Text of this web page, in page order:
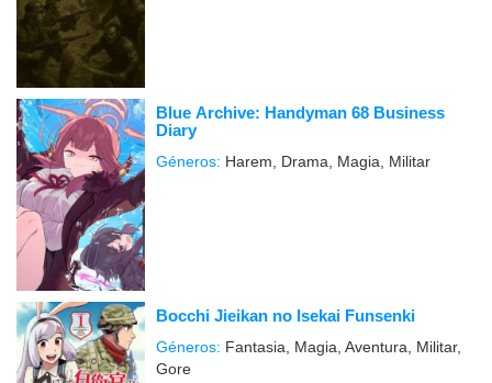
Blue Archive: Handyman 68 Business
Diary
Géneros: Harem, Drama, Magia, Militar
Bocchi Jieikan no Isekai Funsenki
Géneros: Fantasia, Magia, Aventura, Militar,
Gore